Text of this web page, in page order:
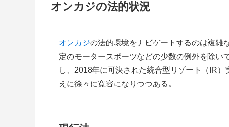
オンカジの法的状況
オンカジの法的環境をナビゲートするのは複雑
定のモータースポーツなどの少数の例外を除い
し、2018年に可決された統合型リゾート（IR
えに徐々に寛容になりつつある。